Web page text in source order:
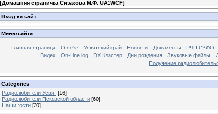
[Домашняя страничка Сизакова М.Ф. UA1WCF]
Вход на сайт
Меню сайта
Главная страница О себе Усвятский край Новости Документы
РЧЦ СЗФО
Видео
On-Line log DX Кластер Дни рождения Звуковые файлы
Получение
Categories
Радиолюбители Усвят [16]
Радиолюбители Псковской области [60]
Наши гости [30]